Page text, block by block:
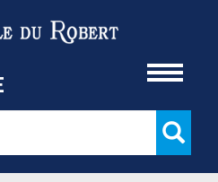
recherche